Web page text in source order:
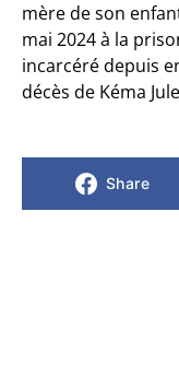
mère de son
mai 2024 à la
incarcéré depuis
décès de Kéma
Share